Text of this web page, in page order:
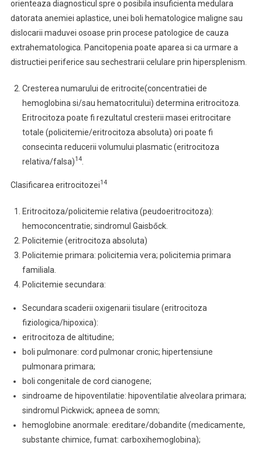
orienteaza diagnosticul spre o posibila insuficienta medulara
datorata anemiei aplastice, unei boli hematologice maligne sau
dislocarii maduvei osoase prin procese patologice de cauza
extrahematologica. Pancitopenia poate aparea si ca urmare a
distructiei periferice sau sechestrarii celulare prin hipersplenism.
Cresterea numarului de eritrocite(concentratiei de
hemoglobina si/sau hematocritului) determina eritrocitoza.
Eritrocitoza poate fi rezultatul cresterii masei eritrocitare
totale (policitemie/eritrocitoza absoluta) ori poate fi
consecinta reducerii volumului plasmatic (eritrocitoza
relativa/falsa)14.
Clasificarea eritrocitozei14
Eritrocitoza/policitemie relativa (peudoeritrocitoza):
hemoconcentratie; sindromul Gaisbőck.
Policitemie (eritrocitoza absoluta)
Policitemie primara: policitemia vera; policitemia primara
familiala.
Policitemie secundara:
Secundara scaderii oxigenarii tisulare (eritrocitoza
fiziologica/hipoxica):
eritrocitoza de altitudine;
boli pulmonare: cord pulmonar cronic; hipertensiune
pulmonara primara;
boli congenitale de cord cianogene;
sindroame de hipoventilatie: hipoventilatie alveolara primara;
sindromul Pickwick; apneea de somn;
hemoglobine anormale: ereditare/dobandite (medicamente,
substante chimice, fumat: carboxihemoglobina);